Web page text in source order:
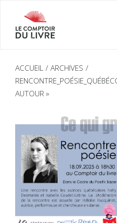
ACCUEIL
ARCHIVES
AUTOUR »